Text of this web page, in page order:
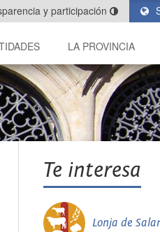
y participación
LA PROVINCIA
Te interesa
Lonja de